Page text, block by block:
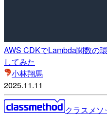
AWS CDKでLambda関数の
してみた
小林翔馬
2025.11.11
クラスメ